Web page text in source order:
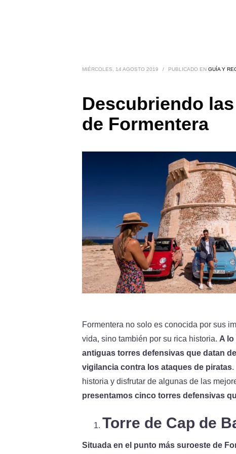
MIÉRCOLES, 14 AGOSTO 2019 / PUBLICADO EN GUÍA Y
Descubriendo
de Formentera
Formentera no solo es conocida por sus
vida, sino también por su rica historia. A lo
antiguas torres defensivas que datan
vigilancia contra los ataques de piratas
historia y disfrutar de algunas de las
presentamos cinco torres defensivas
Torre de Cap de
Situada en el punto más suroeste de